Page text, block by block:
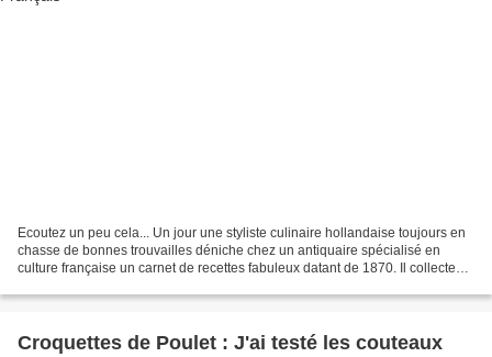
Ecoutez un peu cela... Un jour une styliste culinaire hollandaise toujours en
chasse de bonnes trouvailles déniche chez un antiquaire spécialisé en
culture française un carnet de recettes fabuleux datant de 1870. Il collecte
Croquettes de Poulet : J'ai testé les couteaux